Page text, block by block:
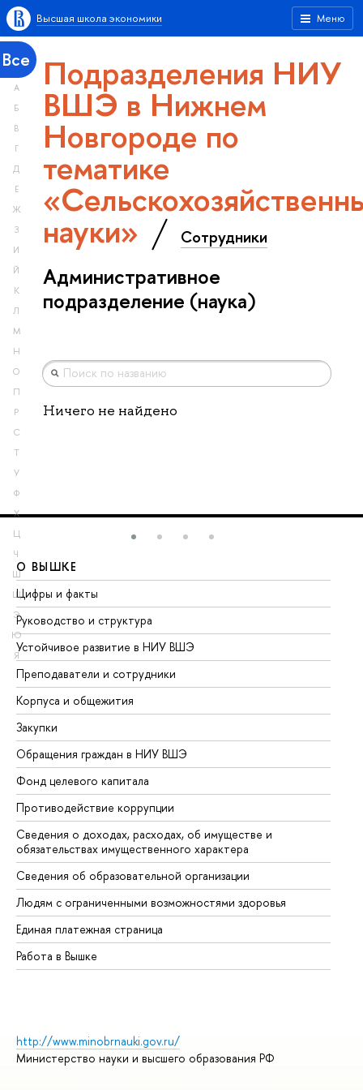
Меню
Высшая школа экономики
Все
А
Б
В
Г
Д
Е
Ж
З
И
Й
К
Л
М
Н
О
П
Р
С
Т
У
Ф
Х
Ц
Ч
Ш
Щ
Э
Ю
Я
Подразделения НИУ
ВШЭ в Нижнем
Новгороде по
тематике
науки» Сотрудники
Административное
подразделение (наука)
Ничего не найдено
О ВЫШКЕ
Цифры и факты
Руководство и структура
Устойчивое развитие в НИУ ВШЭ
Преподаватели и сотрудники
Корпуса и общежития
Закупки
Обращения граждан в НИУ ВШЭ
Фонд целевого капитала
Противодействие коррупции
Сведения о доходах, расходах, об имуществе и
обязательствах имущественного характера
Сведения об образовательной организации
Людям с ограниченными возможностями здоровья
Единая платежная страница
Работа в Вышке
http://www.minobrnauki.gov.ru/
Министерство науки и высшего образования РФ